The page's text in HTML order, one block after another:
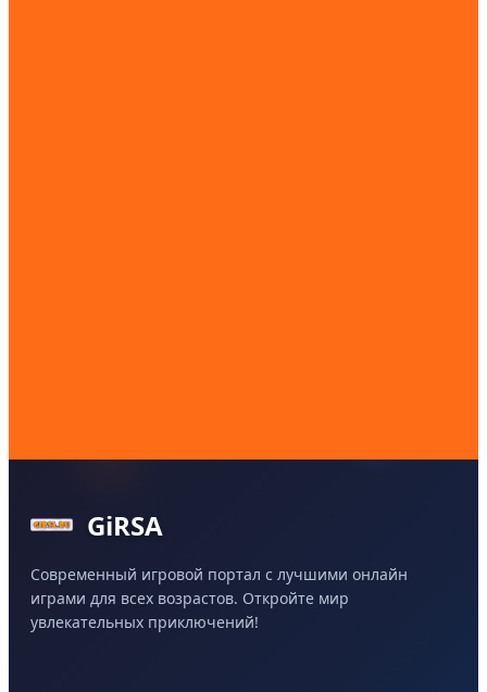
GiRSA
Современный игровой портал с лучшими онлайн
играми для всех возрастов. Откройте мир
увлекательных приключений!